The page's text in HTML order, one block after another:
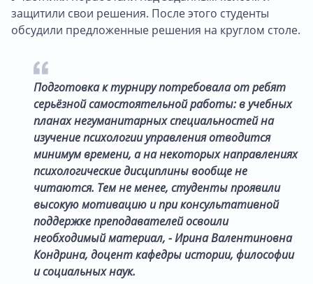
защитили свои решения. После этого студенты
обсудили предложенные решения на круглом столе.
Подготовка к турниру потребовала от ребят
серьёзной самостоятельной работы: в учебных
планах негуманитарных специальностей на
изучение психологии управления отводится
минимум времени, а на некоторых направлениях
психологические дисциплины вообще не
читаются. Тем не менее, студенты проявили
высокую мотивацию и при консультативной
поддержке преподавателей освоили
необходимый материал, - Ирина Валентиновна
Кондрина, доцент кафедры истории, философии
и социальных наук.